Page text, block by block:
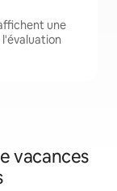
une
l'évaluation
vacances